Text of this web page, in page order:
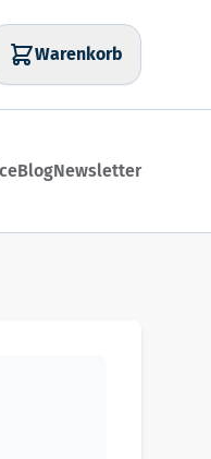
Warenkorb
BlogNewsletter